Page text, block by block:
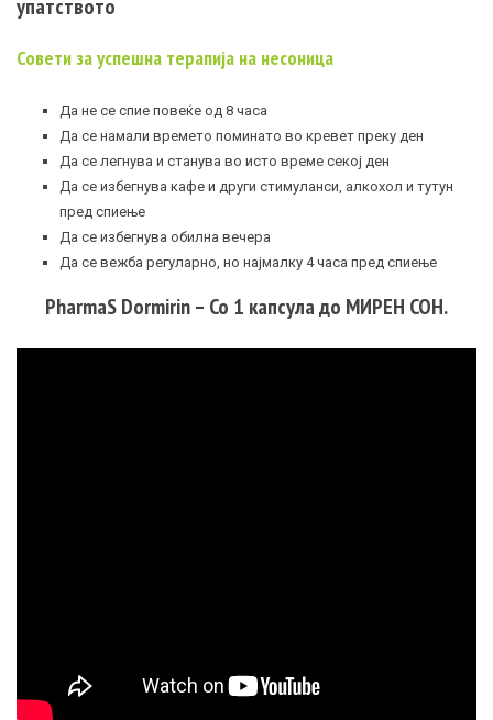
упатството
Совети за успешна терапија на несоница
Да не се спие повеќе од 8 часа
Да се намали времето поминато во кревет преку ден
Да се легнува и станува во исто време секој ден
Да се избегнува кафе и други стимуланси, алкохол и тутун
пред спиење
Да се избегнува обилна вечера
Да се вежба регуларно, но најмалку 4 часа пред спиење
PharmaS Dormirin – Со 1 капсула до МИРЕН СОН.